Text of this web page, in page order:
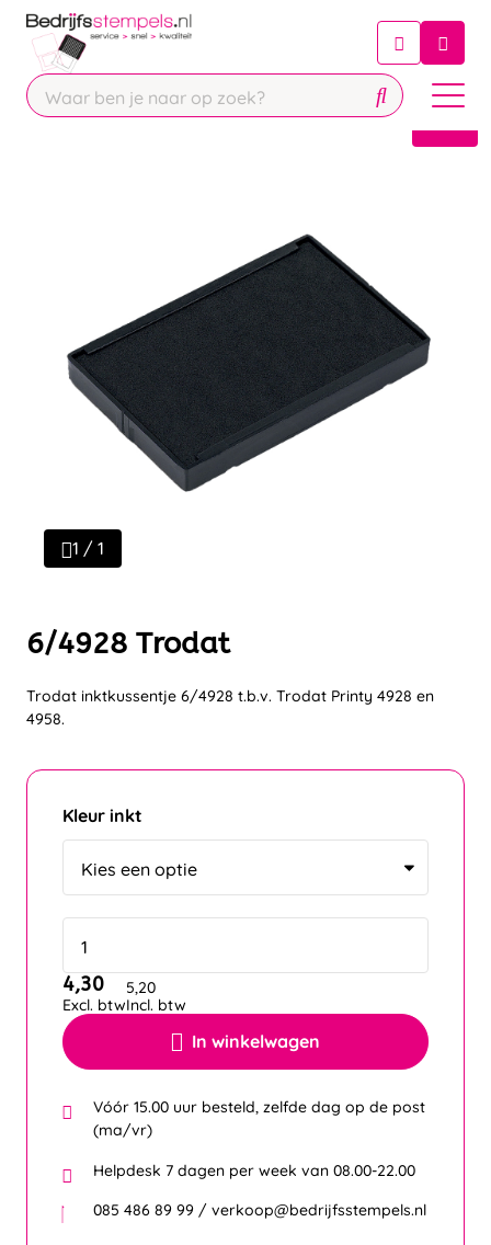
Chatbot
Chat 24/7 met onze chatbot voor
Contact
1 / 1
6/4928 Trodat
Trodat inktkussentje 6/4928 t.b.v. Trodat Printy 4928 en
4958.
Kleur inkt
In winkelwagen
4,30
Excl. btw
5,20
Incl. btw
Vóór 15.00 uur besteld, zelfde dag op de post
(ma/vr)
Helpdesk 7 dagen per week van 08.00-22.00
085 486 89 99 / verkoop@bedrijfsstempels.nl